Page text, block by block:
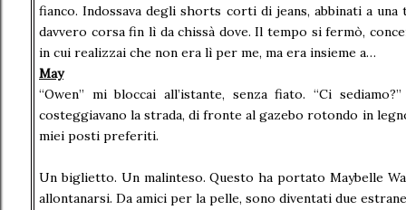
fianco. Indossava degli shorts corti di jeans, abbinati a
davvero corsa fin lì da chissà dove. Il tempo si fermò,
in cui realizzai che non era lì per me, ma era insieme a…
May
“Owen” mi bloccai all’istante, senza fiato. “Ci
costeggiavano la strada, di fronte al gazebo rotondo in
miei posti preferiti.
Un biglietto. Un malinteso. Questo ha portato Maybelle
allontanarsi. Da amici per la pelle, sono diventati due